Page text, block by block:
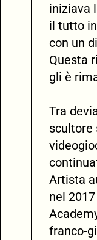
iniziava
il tutto
con un
Questa
gli è
Tra
scultore
Artista
nel
franco-